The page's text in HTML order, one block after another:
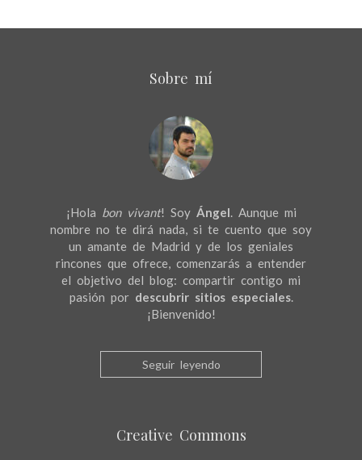
Sobre mí
¡Hola bon vivant! Soy Ángel. Aunque mi
nombre no te dirá nada, si te cuento que soy
un amante de Madrid y de los geniales
rincones que ofrece, comenzarás a entender
el objetivo del blog: compartir contigo mi
pasión por descubrir sitios especiales.
¡Bienvenido!
Seguir leyendo
Creative Commons